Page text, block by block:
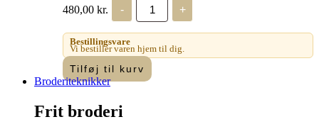
480,00 kr. -
Fremme
-
Tusindfryd
pude
VO
antal
+
Bestillingsvare
Vi bestiller varen hjem til dig.
Tilføj til kurv
Broderiteknikker
Frit broderi